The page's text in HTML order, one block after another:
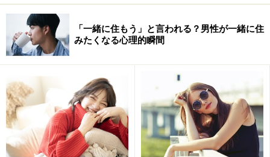
「一緒に住もう」と言われる？男性が一緒に住
みたくなる心理的瞬間